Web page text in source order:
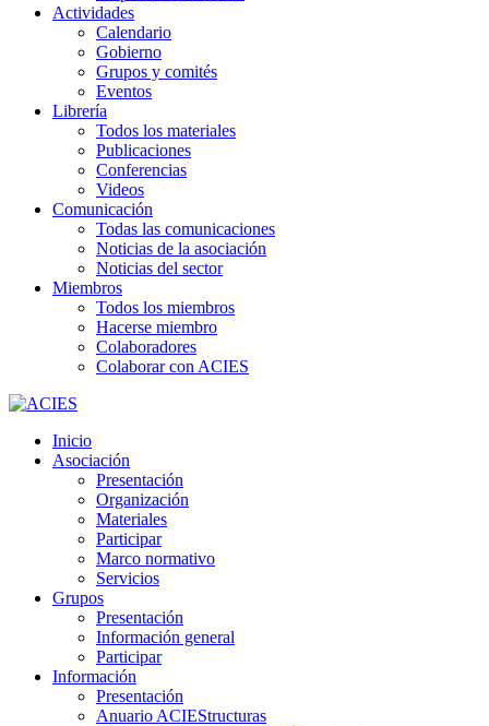
Actividades
Calendario
Gobierno
Grupos y comités
Eventos
Librería
Todos los materiales
Publicaciones
Conferencias
Videos
Comunicación
Todas las comunicaciones
Noticias de la asociación
Noticias del sector
Miembros
Todos los miembros
Hacerse miembro
Colaboradores
Colaborar con ACIES
Inicio
Asociación
Presentación
Organización
Materiales
Participar
Marco normativo
Servicios
Grupos
Presentación
Información general
Participar
Información
Presentación
Anuario ACIEStructuras